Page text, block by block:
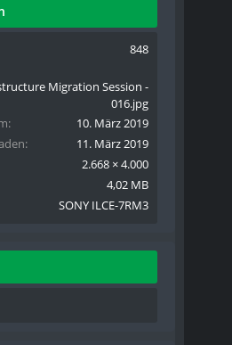
848
Migration Session -
016.jpg
10. März 2019
11. März 2019
2.668 × 4.000
4,02 MB
SONY ILCE-7RM3